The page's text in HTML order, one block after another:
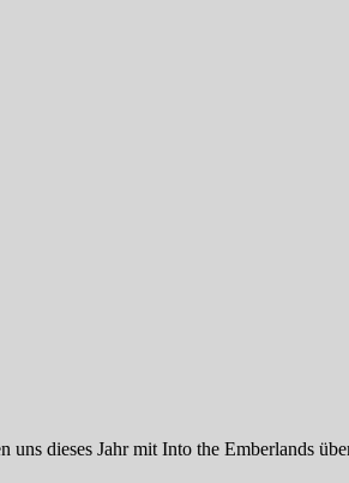
dieses Jahr mit Into the Emberlands